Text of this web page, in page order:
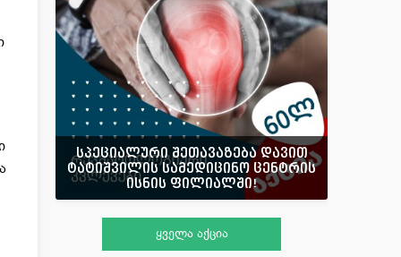
სპეციალური შეთავაზება დავით
ტატიშვილის სამედიცინო ცენტრის
ისნის ფილიალში!
ყველა აქცია